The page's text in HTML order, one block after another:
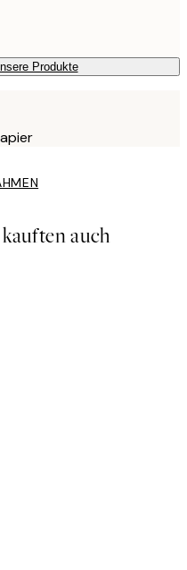
Produkte
auch